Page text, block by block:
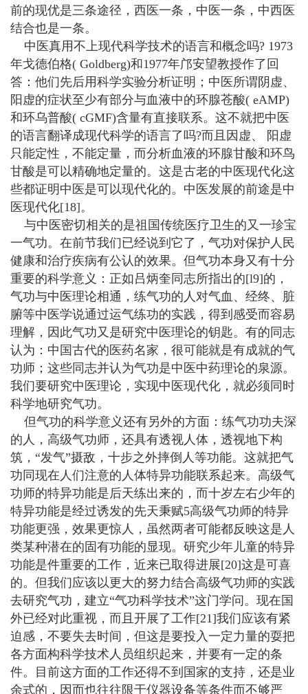
前的现优是三条途径，西医一条，中医一条，中西医
结合也是一条。
中医真用不上现代科学技术的语言和概念吗? 1973
年戈德伯格( Goldberg)和1977年邝安望教授作了回
答：他们先后用科学实验分析证明；中医所谓阴虚、
阳虚的症状至少有部分与血液中的环腺苍酸( eAMP)
和环乌普酸( cGMF)含量有直接联系。这不就把中医
的语言翻译成现代科学的语言了吗?而且因虚、 阳虚
只能定性，不能定量，而分析血液的环腺甘酸和环鸟
甘酸是可以精确地定量的。这是古老的中医现代化这
些都证明中医是可以现代化的。中医发展的前途是中
医现代化[18]。
与中医密切相关的是祖国传统医疗卫生的又一珍宝
一气功。在前节我们已经说到它了，气功对保护人民
健康和治疗疾病有公认的效果。但气功本身又有十分
重要的科学意义：正如吕炳奎同志所指出的[l9]的，
气功与中医理论相通，练气功的人对气血、经终、脏
腑等中医学说通过运气练功的实践，得到感受而容易
理解，因此气功又是研究中医理论的钥匙。有的同志
认为：中国古代的医药名家，很可能就是有成就的气
功师；这些同志并认为气功是中医中药理论的泉源。
我们要研究中医理论，实现中医现代化，就必须同时
科学地研究气功。
但气功的科学意义还有另外的方面：练气功功夫深
的人，高级气功师，还具有透视人体，透视地下构
筑，“发气”摄敌，十步之外摔倒人等功能。这就把气
功同现在人们注意的人体特异功能联系起来。高级气
功师的特异功能是后天练出来的，而十岁左右少年的
特异功能是经过诱发的先天秉赋5高级气功师的特异
功能更强，效果更惊人，虽然两者可能都反映这是人
类某种潜在的固有功能的显现。研究少年儿童的特异
功能是件重要的工作，近来已取得进展[20]这是可喜
的。但我们应该以更大的努力结合高级气功师的实践
去研究气功，建立“气功科学技术”这门学问。现在国
外已经对此重视，而且开展了工作[21]我们应该有紧
迫感，不要失去时间，但这是要投入一定力量的耍把
各方面构科学技术人员组织起来，并要有一定的条
件。目前这方面的工作还得不到国家的支持，还是业
余式的，因而也往往限于仪器设备等条件而不够严